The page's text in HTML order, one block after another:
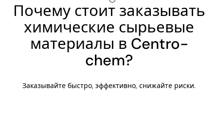
Почему стоит заказывать
химические сырьевые
материалы в Centro-
chem?
Заказывайте быстро, эффективно, снижайте риски.